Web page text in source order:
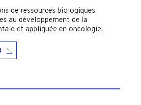
de ressources biologiques
au développement de la
et appliquée en oncologie.